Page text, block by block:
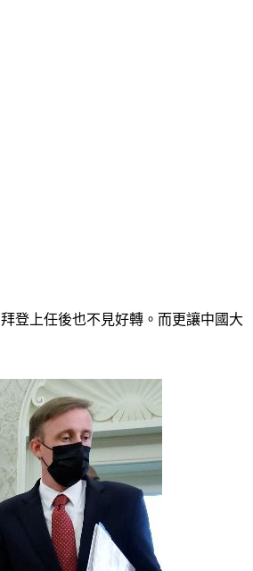
登上任後也不見好轉。而更讓中國大